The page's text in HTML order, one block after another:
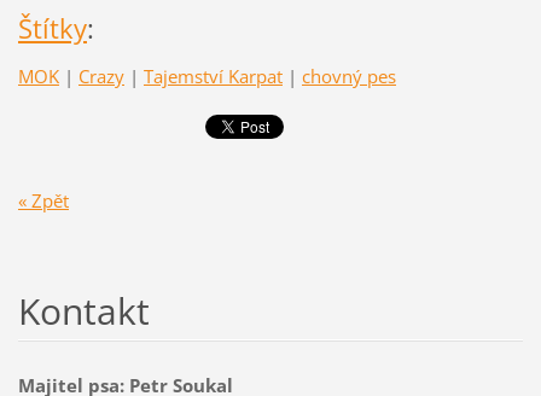
Štítky:
MOK | Crazy | Tajemství Karpat | chovný pes
« Zpět
Kontakt
Majitel psa: Petr Soukal